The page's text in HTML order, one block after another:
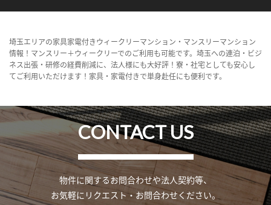
埼玉エリアの家具家電付きウィークリーマンション・マンスリーマンション
情報！マンスリー＋ウィークリーでのご利用も可能です。埼玉への連泊・ビジ
ネス出張・研修の経費削減に、法人様にも大好評！寮・社宅としても安心し
てご利用いただけます！家具・家電付きで単身赴任にも便利です。
CONTACT US
物件に関するお問合わせや法人契約等、
お気軽にリクエスト・お問合わせください。